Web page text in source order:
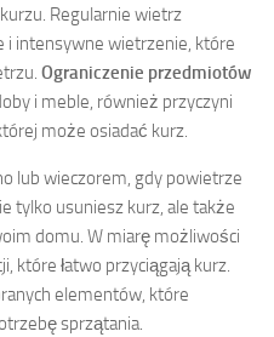
Regularnie wietrz
i intensywne wietrzenie, które
Ograniczenie przedmiotów
i meble, również przyczyni
może osiadać kurz.
lub wieczorem, gdy powietrze
tylko usuniesz kurz, ale także
domu. W miarę możliwości
które łatwo przyciągają kurz.
elementów, które
sprzątania.